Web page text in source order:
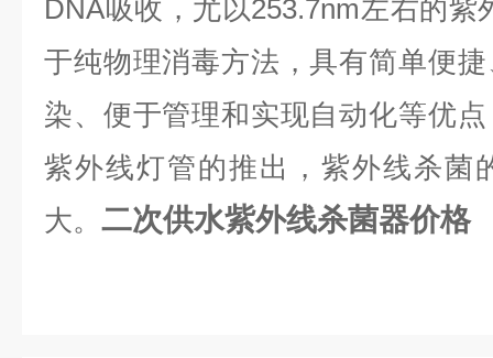
DNA吸收，尤以253.7nm左右的
于纯物理消毒方法，具有简单便
染、便于管理和实现自动化等优
紫外线灯管的推出，紫外线杀菌
大。 二次供水紫外线杀菌器价格